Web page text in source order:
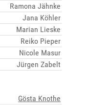
Ramona Jähnke
Jana Köhler
Marian Lieske
Reiko Pieper
Nicole Masur
Jürgen Zabelt
Gösta Knothe